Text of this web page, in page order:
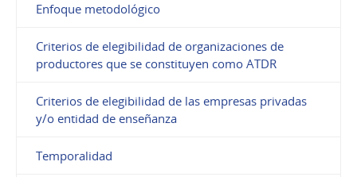
Enfoque metodológico
Criterios de elegibilidad de organizaciones de
productores que se constituyen como ATDR
Criterios de elegibilidad de las empresas privadas
y/o entidad de enseñanza
Temporalidad